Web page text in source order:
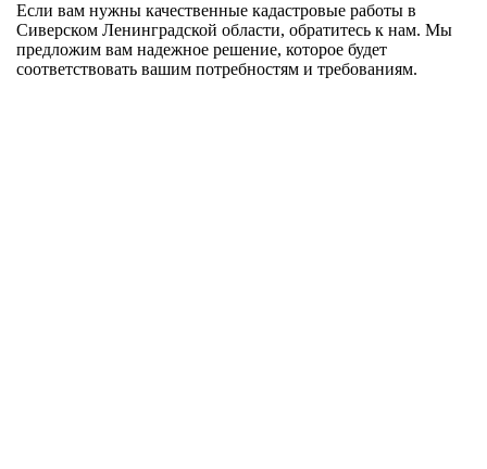
Если вам нужны качественные кадастровые работы в
Сиверском Ленинградской области, обратитесь к нам. Мы
предложим вам надежное решение, которое будет
соответствовать вашим потребностям и требованиям.